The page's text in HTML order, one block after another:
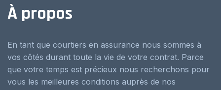
À propos
En tant que courtiers en assurance nous sommes à
vos côtés durant toute la vie de votre contrat. Parce
que votre temps est précieux nous recherchons pour
vous les meilleures conditions auprès de nos